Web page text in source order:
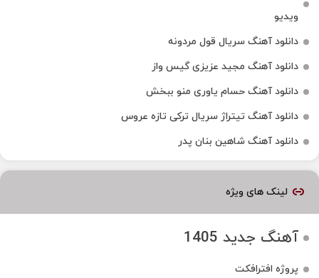
ویدیو
دانلود آهنگ سریال قول مردونه
دانلود آهنگ مجید عزیزی گیس واز
دانلود آهنگ حسام یاوری منو ببخش
دانلود آهنگ تیتراژ سریال ترکی تازه عروس
دانلود آهنگ شاهین بنان پدر
لینک های ویژه
آهنگ جدید 1405
پروژه افترافکت